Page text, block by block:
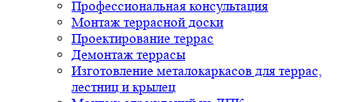
Профессиональная консультация
Монтаж террасной доски
Проектирование террас
Демонтаж террасы
Изготовление металокаркасов для террас,
лестниц и крылец